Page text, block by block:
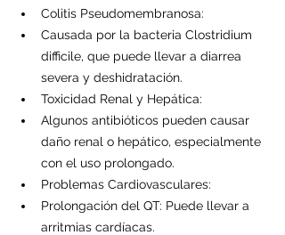
Colitis Pseudomembranosa:
Causada por la bacteria Clostridium
difficile, que puede llevar a diarrea
severa y deshidratación.
Toxicidad Renal y Hepática:
Algunos antibióticos pueden causar
daño renal o hepático, especialmente
con el uso prolongado.
Problemas Cardiovasculares:
Prolongación del QT: Puede llevar a
arritmias cardíacas.